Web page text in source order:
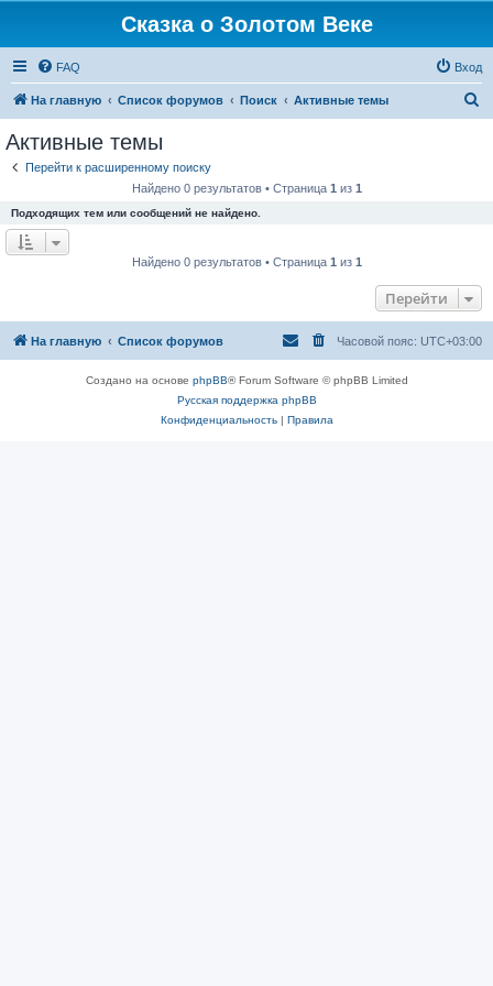
Сказка о Золотом Веке
FAQ Вход
На главную Список форумов Поиск Активные темы
Активные темы
Перейти к расширенному поиску
Найдено 0 результатов • Страница 1 из 1
Подходящих тем или сообщений не найдено.
Найдено 0 результатов • Страница 1 из 1
Перейти
На главную Список форумов Часовой пояс: UTC+03:00
Создано на основе phpBB® Forum Software © phpBB Limited
Русская поддержка phpBB
Конфиденциальность| Правила